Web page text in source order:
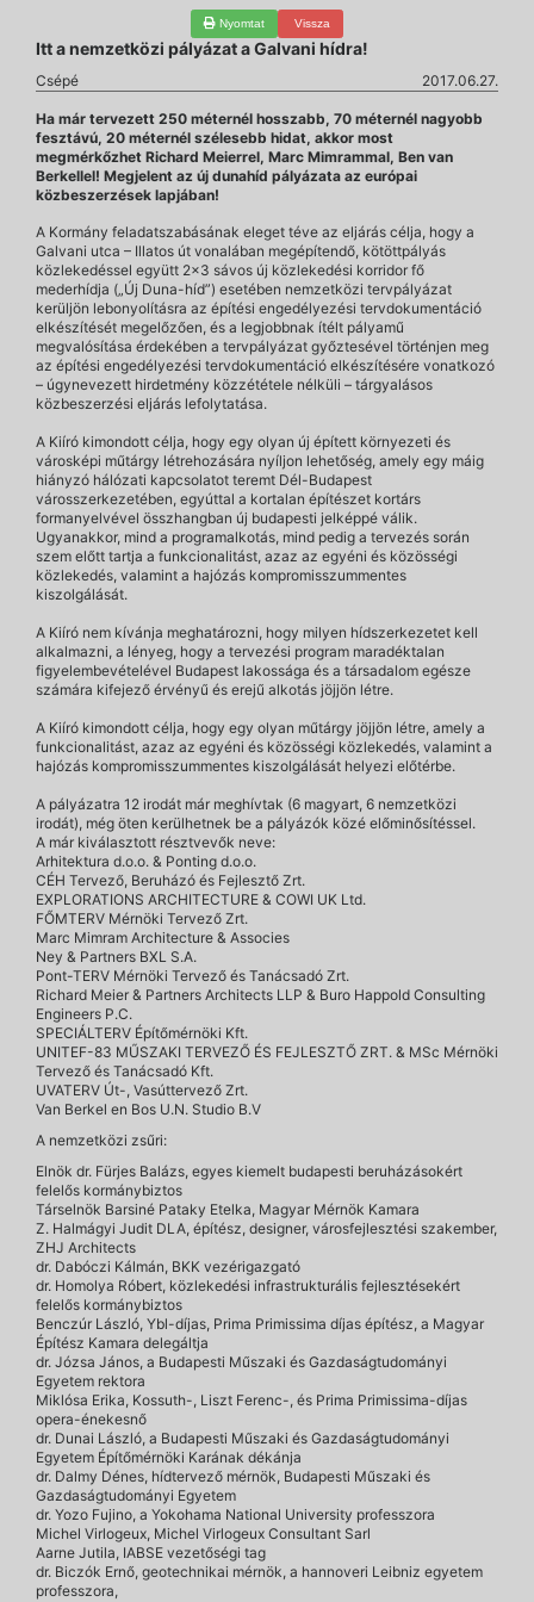
Nyomtat Vissza
Itt a nemzetközi pályázat a Galvani hídra!
Csépé 2017.06.27.
Ha már tervezett 250 méternél hosszabb, 70 méternél nagyobb
fesztávú, 20 méternél szélesebb hidat, akkor most
megmérkőzhet Richard Meierrel, Marc Mimrammal, Ben van
Berkellel! Megjelent az új dunahíd pályázata az európai
közbeszerzések lapjában!
A Kormány feladatszabásának eleget téve az eljárás célja, hogy a
Galvani utca – Illatos út vonalában megépítendő, kötöttpályás
közlekedéssel együtt 2x3 sávos új közlekedési korridor fő
mederhídja („Új Duna-híd”) esetében nemzetközi tervpályázat
kerüljön lebonyolításra az építési engedélyezési tervdokumentáció
elkészítését megelőzően, és a legjobbnak ítélt pályamű
megvalósítása érdekében a tervpályázat győztesével történjen meg
az építési engedélyezési tervdokumentáció elkészítésére vonatkozó
– úgynevezett hirdetmény közzététele nélküli – tárgyalásos
közbeszerzési eljárás lefolytatása.
A Kiíró kimondott célja, hogy egy olyan új épített környezeti és
városképi műtárgy létrehozására nyíljon lehetőség, amely egy máig
hiányzó hálózati kapcsolatot teremt Dél-Budapest
városszerkezetében, egyúttal a kortalan építészet kortárs
formanyelvével összhangban új budapesti jelképpé válik.
Ugyanakkor, mind a programalkotás, mind pedig a tervezés során
szem előtt tartja a funkcionalitást, azaz az egyéni és közösségi
közlekedés, valamint a hajózás kompromisszummentes
kiszolgálását.
A Kiíró nem kívánja meghatározni, hogy milyen hídszerkezetet kell
alkalmazni, a lényeg, hogy a tervezési program maradéktalan
figyelembevételével Budapest lakossága és a társadalom egésze
számára kifejező érvényű és erejű alkotás jöjjön létre.
A Kiíró kimondott célja, hogy egy olyan műtárgy jöjjön létre, amely a
funkcionalitást, azaz az egyéni és közösségi közlekedés, valamint a
hajózás kompromisszummentes kiszolgálását helyezi előtérbe.
A pályázatra 12 irodát már meghívtak (6 magyart, 6 nemzetközi
irodát), még öten kerülhetnek be a pályázók közé előminősítéssel.
A már kiválasztott résztvevők neve:
Arhitektura d.o.o. & Ponting d.o.o.
CÉH Tervező, Beruházó és Fejlesztő Zrt.
EXPLORATIONS ARCHITECTURE & COWI UK Ltd.
FŐMTERV Mérnöki Tervező Zrt.
Marc Mimram Architecture & Associes
Ney & Partners BXL S.A.
Pont-TERV Mérnöki Tervező és Tanácsadó Zrt.
Richard Meier & Partners Architects LLP & Buro Happold Consulting
Engineers P.C.
SPECIÁLTERV Építőmérnöki Kft.
UNITEF-83 MŰSZAKI TERVEZŐ ÉS FEJLESZTŐ ZRT. & MSc Mérnöki
Tervező és Tanácsadó Kft.
UVATERV Út-, Vasúttervező Zrt.
Van Berkel en Bos U.N. Studio B.V
A nemzetközi zsűri:
Elnök dr. Fürjes Balázs, egyes kiemelt budapesti beruházásokért
felelős kormánybiztos
Társelnök Barsiné Pataky Etelka, Magyar Mérnök Kamara
Z. Halmágyi Judit DLA, építész, designer, városfejlesztési szakember,
ZHJ Architects
dr. Dabóczi Kálmán, BKK vezérigazgató
dr. Homolya Róbert, közlekedési infrastrukturális fejlesztésekért
felelős kormánybiztos
Benczúr László, Ybl-díjas, Prima Primissima díjas építész, a Magyar
Építész Kamara delegáltja
dr. Józsa János, a Budapesti Műszaki és Gazdaságtudományi
Egyetem rektora
Miklósa Erika, Kossuth-, Liszt Ferenc-, és Prima Primissima-díjas
opera-énekesnő
dr. Dunai László, a Budapesti Műszaki és Gazdaságtudományi
Egyetem Építőmérnöki Karának dékánja
dr. Dalmy Dénes, hídtervező mérnök, Budapesti Műszaki és
Gazdaságtudományi Egyetem
dr. Yozo Fujino, a Yokohama National University professzora
Michel Virlogeux, Michel Virlogeux Consultant Sarl
Aarne Jutila, IABSE vezetőségi tag
dr. Biczók Ernő, geotechnikai mérnök, a hannoveri Leibniz egyetem
professzora,